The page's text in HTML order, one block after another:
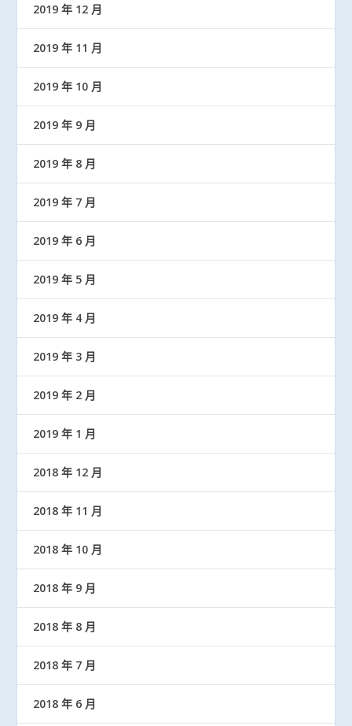
2019 年 12 月
2019 年 11 月
2019 年 10 月
2019 年 9 月
2019 年 8 月
2019 年 7 月
2019 年 6 月
2019 年 5 月
2019 年 4 月
2019 年 3 月
2019 年 2 月
2019 年 1 月
2018 年 12 月
2018 年 11 月
2018 年 10 月
2018 年 9 月
2018 年 8 月
2018 年 7 月
2018 年 6 月